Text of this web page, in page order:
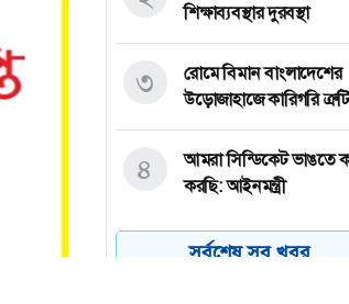
শিক্ষাব্যবস্থার দুরবস্থা
রোমে বিমান বাংলাদেশের
উড়োজাহাজে কারিগরি
৩
আমরা সিন্ডিকেট ভাঙতে
করছি: আইনমন্ত্রী
৪
অস্ট্রেলিয়া একাদশের
সর্বশেষ সব খবর